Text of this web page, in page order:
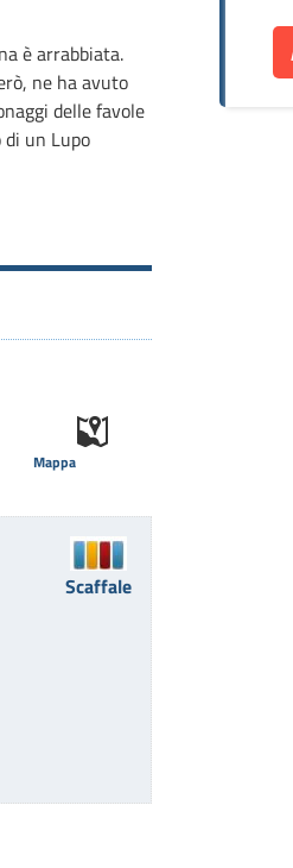
è arrabbiata.
ne ha avuto
delle favole
un Lupo
Mappa
Scaffale